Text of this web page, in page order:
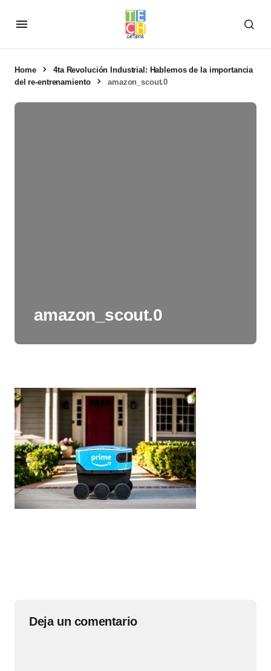
Home
4ta Revolución Industrial: Hablemos de la importancia
del re-entrenamiento
amazon_scout.0
amazon_scout.0
Deja un comentario